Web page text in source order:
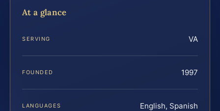
At a glance
SERVING VA
FOUNDED 1997
LANGUAGES English, Spanish